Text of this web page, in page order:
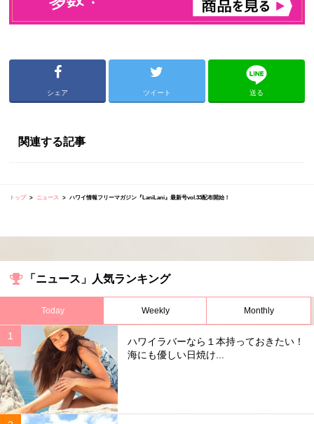
シェア ツイート 送る
関連する記事
トップ ニュース ハワイ情報フリーマガジン『LaniLani』最新号vol.33配布開始！
「ニュース」人気ランキング
Today Weekly Monthly
ハワイラバーなら１本持っておきたい！
海にも優しい日焼け...